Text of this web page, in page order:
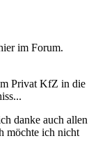
im Forum.
Privat KfZ in die
danke auch allen
möchte ich nicht